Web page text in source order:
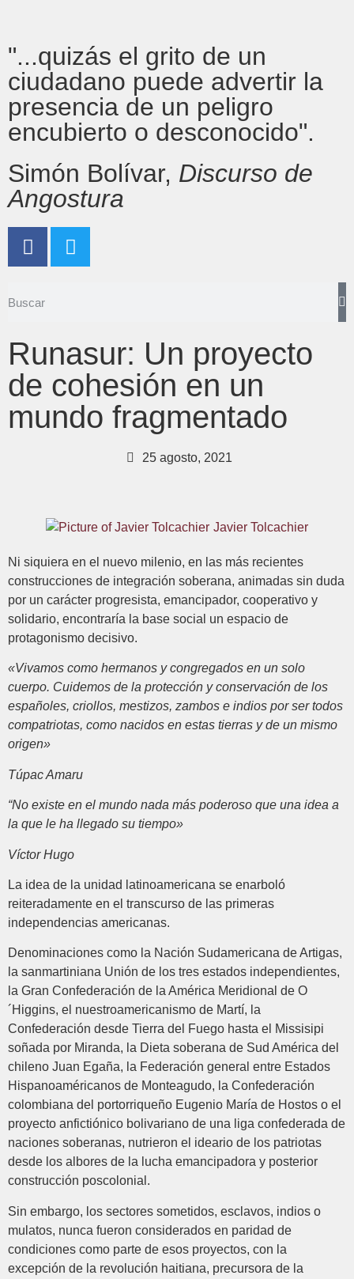
"...quizás el grito de un
ciudadano puede advertir la
presencia de un peligro
encubierto o desconocido".
Simón Bolívar, Discurso de
Angostura
Runasur: Un proyecto
de cohesión en un
mundo fragmentado
25 agosto, 2021
Javier Tolcachier
Ni siquiera en el nuevo milenio, en las más recientes
construcciones de integración soberana, animadas sin duda
por un carácter progresista, emancipador, cooperativo y
solidario, encontraría la base social un espacio de
protagonismo decisivo.
«Vivamos como hermanos y congregados en un solo
cuerpo. Cuidemos de la protección y conservación de los
españoles, criollos, mestizos, zambos e indios por ser todos
compatriotas, como nacidos en estas tierras y de un mismo
origen»
Túpac Amaru
“No existe en el mundo nada más poderoso que una idea a
la que le ha llegado su tiempo»
Víctor Hugo
La idea de la unidad latinoamericana se enarboló
reiteradamente en el transcurso de las primeras
independencias americanas.
Denominaciones como la Nación Sudamericana de Artigas,
la sanmartiniana Unión de los tres estados independientes,
la Gran Confederación de la América Meridional de O
´Higgins, el nuestroamericanismo de Martí, la
Confederación desde Tierra del Fuego hasta el Missisipi
soñada por Miranda, la Dieta soberana de Sud América del
chileno Juan Egaña, la Federación general entre Estados
Hispanoaméricanos de Monteagudo, la Confederación
colombiana del portorriqueño Eugenio María de Hostos o el
proyecto anfictiónico bolivariano de una liga confederada de
naciones soberanas, nutrieron el ideario de los patriotas
desde los albores de la lucha emancipadora y posterior
construcción poscolonial.
Sin embargo, los sectores sometidos, esclavos, indios o
mulatos, nunca fueron considerados en paridad de
condiciones como parte de esos proyectos, con la
excepción de la revolución haitiana, precursora de la